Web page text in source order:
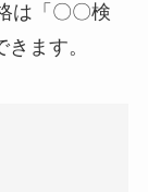
は「〇〇検
ます。